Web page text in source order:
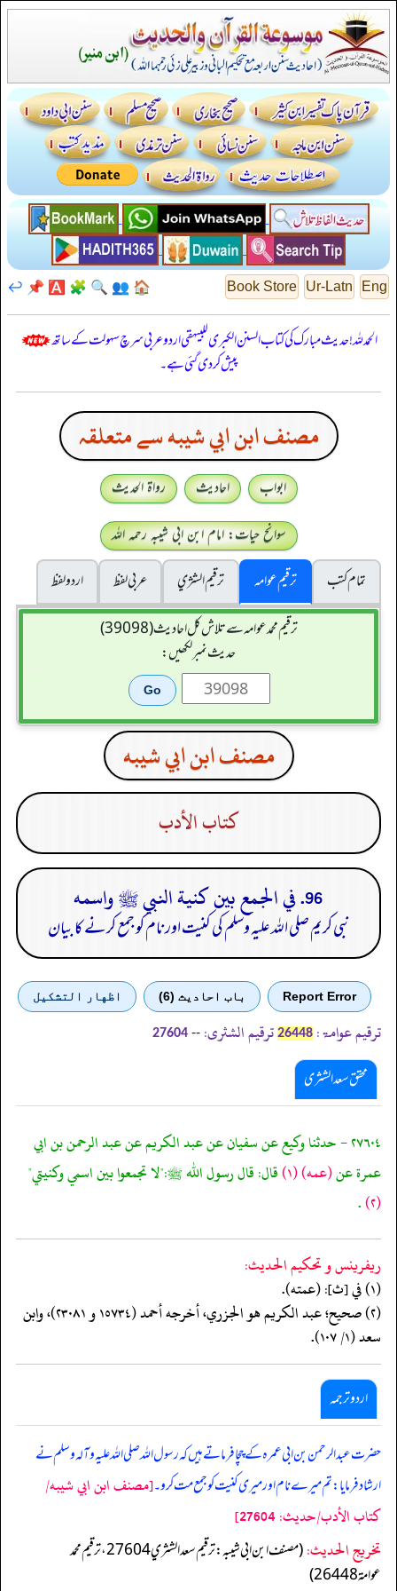
Eng
Ur-Latn
Book Store
🏠
👥
🔍
🧩
🅰️
📌
↩️
الحمدللہ! حدیث مبارک کی کتاب السنن الكبرى للبيهقي اردو عربی سرچ سہولت کے ساتھ
پیش کر دی گئی ہے۔
مصنف ابن ابي شيبه سے متعلقہ
ابواب احادیث
رواۃ الحدیث
سوانح حیات: امام ابن ابی شیبہ رحمہ اللہ
تمام کتب
ترقیم عوامہ ترقيم الشژي عربی لفظ
اردو لفظ
ترقیم محمدعوامہ سے تلاش کل احادیث (39098)
حدیث نمبر لکھیں:
مصنف ابن ابي شيبه
كتاب الأدب
96. في الجمع بين كنية النبي ﷺ واسمه
نبی کریم صلی اللہ علیہ وسلم کی کنیت اور نام کو جمع کرنے کا بیان
Report Error باب احادیث (6) اظهار التشكيل
ترقیم عوامۃ: 26448 ترقیم الشثری: --
27604
محقق سعد الشثری
٢٧٦٠٤ - حدثنا وكيع عن سفيان عن عبد الكريم عن عبد الرحمن بن ابي
عمرة عن(عمه)(١) قال: قال رسول الله ﷺ:"لا تجمعوا بين اسمي وكنيتي"
(٢) .
ريفرينس و تحكيم الحدیث:
(١) في [ث]: (عمته).
(٢) صحيح؛ عبد الكريم هو الجزري، أخرجه أحمد (١٥٧٣٤ و ٢٣٠٨١)، وابن
سعد (١/ ١٠٧).
اردو ترجمہ
حضرت عبد الرحمن بن ابی عمرہ کے چچا فرماتے ہیں کہ رسول اللہ صلی اللہ علیہ وآلہ وسلم نے
ارشاد فرمایا: تم میرے نام اور میری کنیت کو جمع مت کرو۔[مصنف ابن ابي شيبه/
كتاب الأدب/حدیث: 27604]
تخریج الحدیث:
(مصنف ابن ابي شيبه: ترقيم سعد الشثري 27604، ترقيم محمد
عوامة 26448)